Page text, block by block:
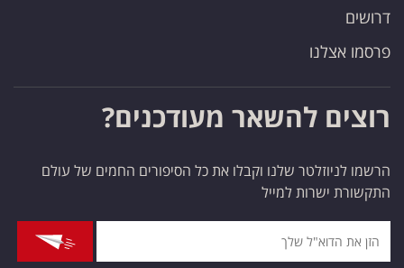
דרושים
פרסמו אצלנו
רוצים להשאר מעודכנים?
הרשמו לניוזלטר שלנו וקבלו את כל הסיפורים החמים של עולם
התקשורת ישרות למייל